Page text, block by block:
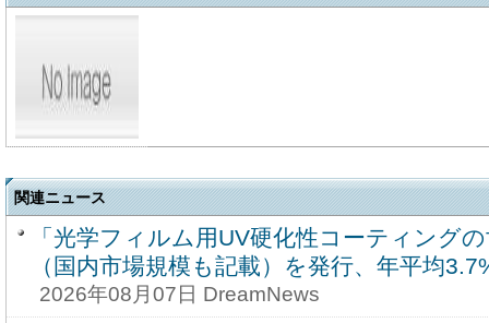
関連ニュース
「光学フィルム用UV硬化性コーティング
（国内市場規模も記載）を発行、年平均
2026年08月07日 DreamNews